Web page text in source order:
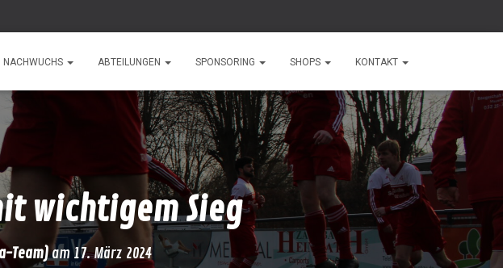
NACHWUCHS ABTEILUNGEN SPONSORING SHOPS KONTAKT
wichtigem Sieg
Team)am17. März 2024